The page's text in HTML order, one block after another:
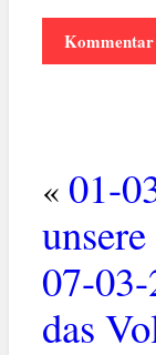
« 01-
07-
das